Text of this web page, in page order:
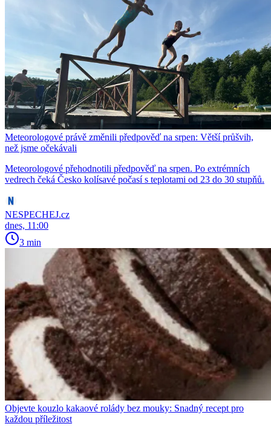
Meteorologové právě změnili předpověď na srpen: Větší průšvih,
než jsme očekávali
Meteorologové přehodnotili předpověď na srpen. Po extrémních
vedrech čeká Česko kolísavé počasí s teplotami od 23 do 30 stupňů.
NESPECHEJ.cz
dnes, 11:00
3 min
Objevte kouzlo kakaové rolády bez mouky: Snadný recept pro
každou příležitost